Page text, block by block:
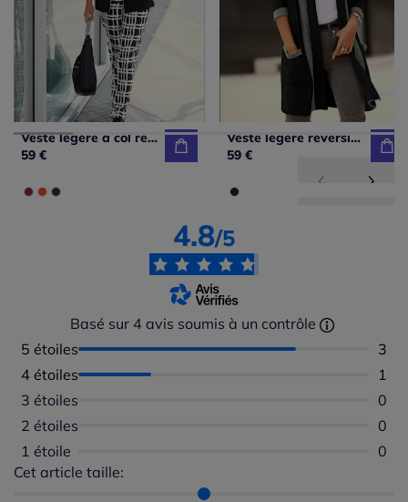
Veste légère à col revers fermeture zippée imprimée
59 €
Veste légère réversible col châle avec poches plaquées
59 €
4.8/5
Basé sur 4 avis soumis à un contrôle
5 étoiles
3
4 étoiles
1
3 étoiles
0
2 étoiles
0
1 étoile
0
Cet article taille:
Répartition du taillant selon les avis clients
Taille normalement : 100%